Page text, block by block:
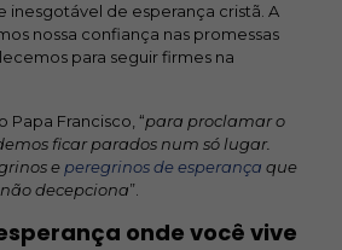
inesgotável de esperança cristã. A
nossa confiança nas promessas
para seguir firmes na
Francisco, “para proclamar o
ficar parados num só lugar.
e peregrinos de esperança que
decepciona”.
onde você vive